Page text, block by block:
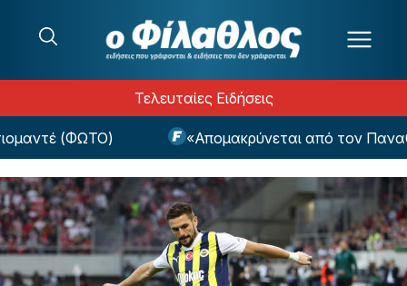
Τελευταίες Ειδήσεις
(ΦΩΤΟ) «Απομακρύνεται από τον